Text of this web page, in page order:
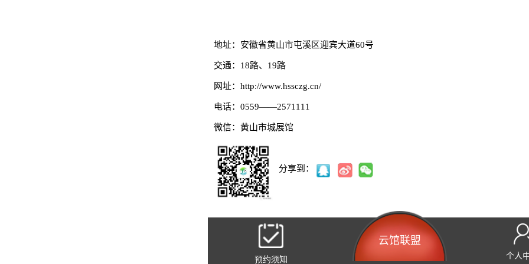
地址：安徽省黄山市屯溪区迎宾大道60号
交通：18路、19路
网址：http://www.hssczg.cn/
电话：0559——2571111
微信： 黄山市城展馆
分享到：
预约须知
云馆联盟
个人